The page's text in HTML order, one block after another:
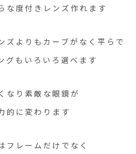
な度付きレンズ作れます
ズよりもカーブがなく平らで
グもいろいろ選べます
なり素敵な眼鏡が
的に変わります
フレームだけでなく